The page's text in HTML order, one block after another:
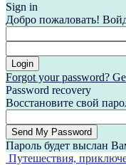
Sign in
Добро пожаловать!
Forgot your password?
Password recovery
Восстановите свой
Пароль будет выслан
Путешествия,